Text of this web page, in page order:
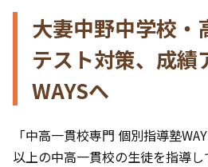
大妻中野中学校・
テスト対策、成績
WAYSへ
「中高一貫校専門 個別指導塾
以上の中高一貫校の生徒を指導